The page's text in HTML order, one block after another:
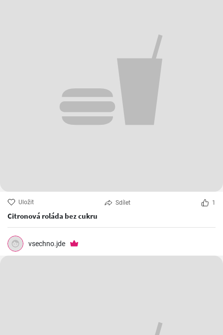
Uložit Sdílet 1
Citronová roláda bez cukru
vsechno.jde